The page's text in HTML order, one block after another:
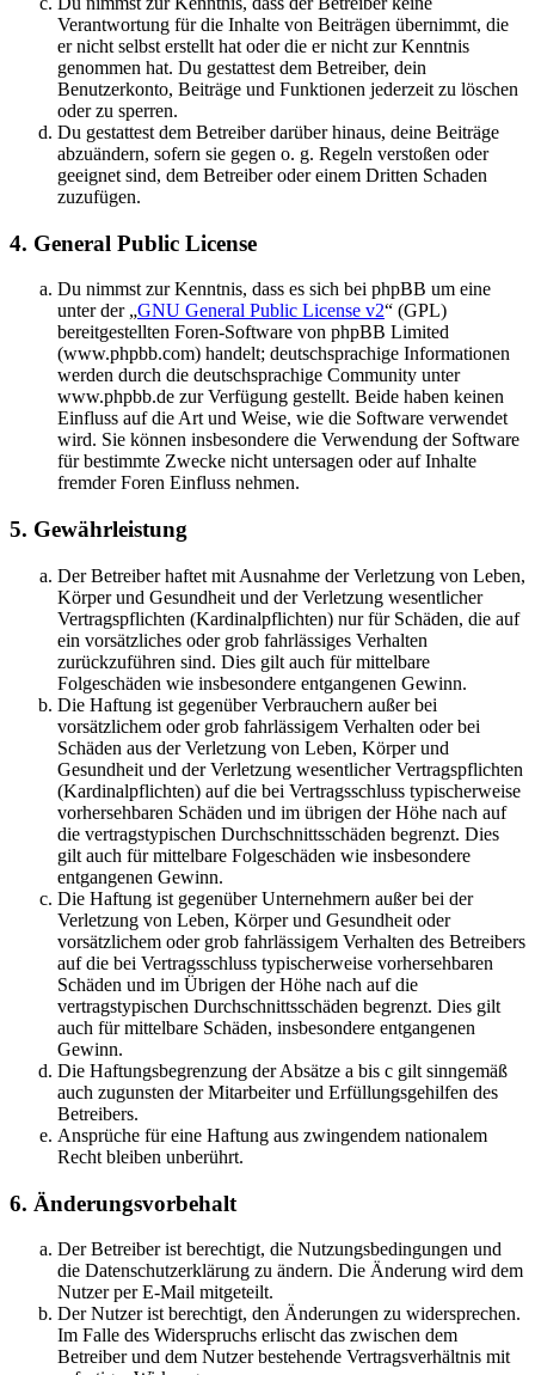
Verantwortung für die Inhalte von Beiträgen übernimmt, die
er nicht selbst erstellt hat oder die er nicht zur Kenntnis
genommen hat. Du gestattest dem Betreiber, dein
Benutzerkonto, Beiträge und Funktionen jederzeit zu löschen
oder zu sperren.
Du gestattest dem Betreiber darüber hinaus, deine Beiträge
abzuändern, sofern sie gegen o. g. Regeln verstoßen oder
geeignet sind, dem Betreiber oder einem Dritten Schaden
zuzufügen.
4. General Public License
Du nimmst zur Kenntnis, dass es sich bei phpBB um eine
unter der „GNU General Public License v2“ (GPL)
bereitgestellten Foren-Software von phpBB Limited
(www.phpbb.com) handelt; deutschsprachige Informationen
werden durch die deutschsprachige Community unter
www.phpbb.de zur Verfügung gestellt. Beide haben keinen
Einfluss auf die Art und Weise, wie die Software verwendet
wird. Sie können insbesondere die Verwendung der Software
für bestimmte Zwecke nicht untersagen oder auf Inhalte
fremder Foren Einfluss nehmen.
5. Gewährleistung
Der Betreiber haftet mit Ausnahme der Verletzung von Leben,
Körper und Gesundheit und der Verletzung wesentlicher
Vertragspflichten (Kardinalpflichten) nur für Schäden, die auf
ein vorsätzliches oder grob fahrlässiges Verhalten
zurückzuführen sind. Dies gilt auch für mittelbare
Folgeschäden wie insbesondere entgangenen Gewinn.
Die Haftung ist gegenüber Verbrauchern außer bei
vorsätzlichem oder grob fahrlässigem Verhalten oder bei
Schäden aus der Verletzung von Leben, Körper und
Gesundheit und der Verletzung wesentlicher Vertragspflichten
(Kardinalpflichten) auf die bei Vertragsschluss typischerweise
vorhersehbaren Schäden und im übrigen der Höhe nach auf
die vertragstypischen Durchschnittsschäden begrenzt. Dies
gilt auch für mittelbare Folgeschäden wie insbesondere
entgangenen Gewinn.
Die Haftung ist gegenüber Unternehmern außer bei der
Verletzung von Leben, Körper und Gesundheit oder
vorsätzlichem oder grob fahrlässigem Verhalten des Betreibers
auf die bei Vertragsschluss typischerweise vorhersehbaren
Schäden und im Übrigen der Höhe nach auf die
vertragstypischen Durchschnittsschäden begrenzt. Dies gilt
auch für mittelbare Schäden, insbesondere entgangenen
Gewinn.
Die Haftungsbegrenzung der Absätze a bis c gilt sinngemäß
auch zugunsten der Mitarbeiter und Erfüllungsgehilfen des
Betreibers.
Ansprüche für eine Haftung aus zwingendem nationalem
Recht bleiben unberührt.
6. Änderungsvorbehalt
Der Betreiber ist berechtigt, die Nutzungsbedingungen und
die Datenschutzerklärung zu ändern. Die Änderung wird dem
Nutzer per E-Mail mitgeteilt.
Der Nutzer ist berechtigt, den Änderungen zu widersprechen.
Im Falle des Widerspruchs erlischt das zwischen dem
Betreiber und dem Nutzer bestehende Vertragsverhältnis mit